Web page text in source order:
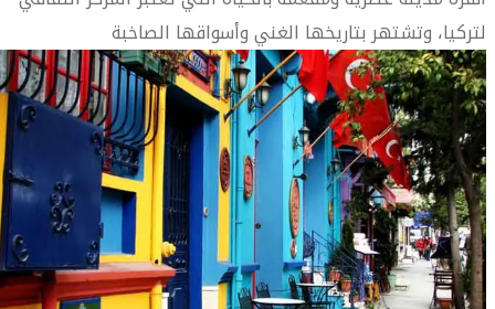
لتركيا، وتشتهر بتاريخها الغني وأسواقها الصاخبة